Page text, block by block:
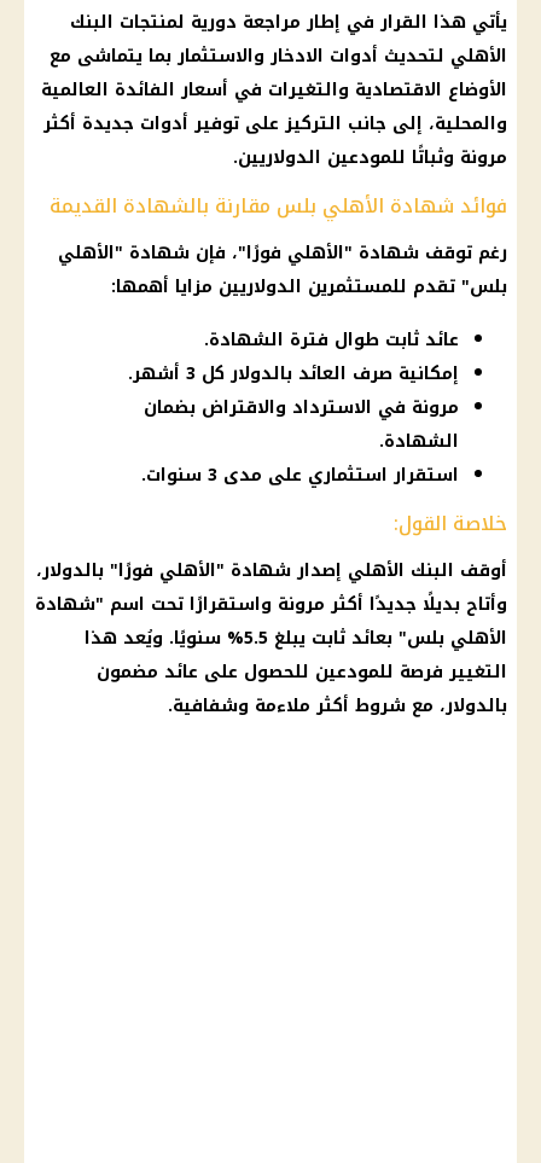
يأتي هذا القرارفي إطار مراجعة دورية لمنتجات البنك
الأهلي لتحديث أدوات الادخار والاستثمار بما يتماشى مع
الأوضاع الاقتصادية والتغيرات في أسعار الفائدة العالمية
والمحلية، إلى جانب التركيز على توفيرأدوات جديدة أكثر
مرونة وثباتًا للمودعين الدولاريين.
فوائد شهادة الأهلي بلس مقارنة بالشهادة القديمة
رغم توقف شهادة "الأهلي فورًا"، فإن شهادة "الأهلي
بلس" تقدم للمستثمرين الدولاريين مزايا أهمها:
عائد ثابت طوال فترة الشهادة.
إمكانية صرف العائد بالدولار كل 3 أشهر.
مرونة في الاسترداد والاقتراض بضمان
الشهادة.
استقرار استثماري على مدى 3 سنوات.
خلاصة القول:
أوقف البنك الأهلي إصدار شهادة "الأهلي فورًا" بالدولار،
وأتاح بديلًا جديدًا أكثر مرونة واستقرارًا تحت اسم "شهادة
الأهلي
بلس" بعائد ثابت يبلغ 5.5% سنويًا. ويُعد هذا
التغيير فرصة للمودعين للحصول على عائد مضمون
بالدولار، مع شروط أكثر ملاءمة وشفافية.